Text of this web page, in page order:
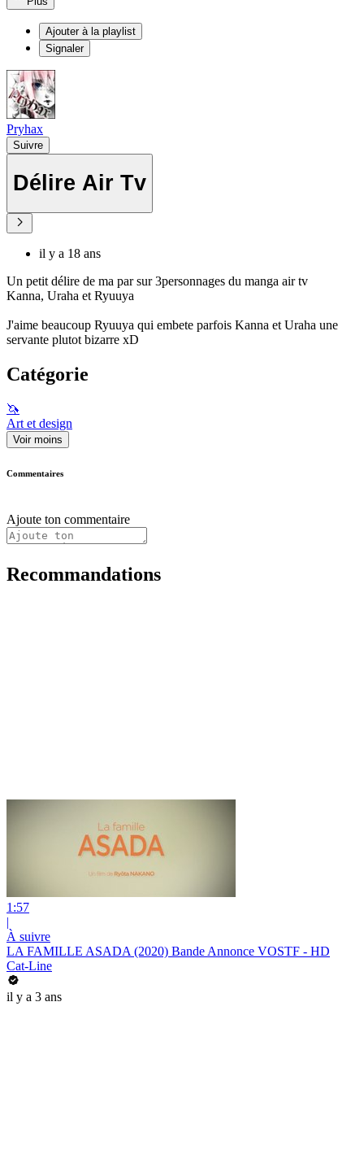
Ajouter à la playlist
Signaler
Pryhax
Suivre
Délire Air Tv
il y a 18 ans
Un petit délire de ma par sur 3personnages du manga air tv
Kanna, Uraha et Ryuuya
J'aime beaucoup Ryuuya qui embete parfois Kanna et Uraha une
servante plutot bizarre xD
Catégorie
🦄
Art et design
Voir moins
Commentaires
Ajoute ton commentaire
Recommandations
1:57
|
À suivre
LA FAMILLE ASADA (2020) Bande Annonce VOSTF - HD
Cat-Line
il y a 3 ans